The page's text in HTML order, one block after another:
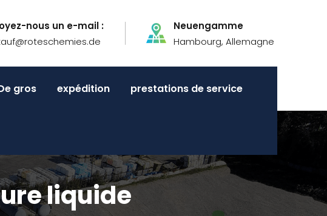
nous un e-mail :
Neuengamme
Hambourg, Allemagne
gros expédition prestations de service
liquide